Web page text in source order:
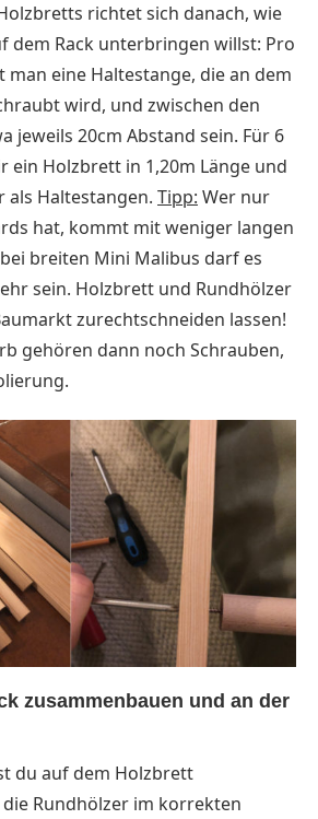
richtet sich danach, wie
dem Rack unterbringen willst: Pro
man eine Haltestange, die an dem
wird, und zwischen den
jeweils 20cm Abstand sein. Für 6
ein Holzbrett in 1,20m Länge und
als Haltestangen. Tipp: Wer nur
hat, kommt mit weniger langen
breiten Mini Malibus darf es
sein. Holzbrett und Rundhölzer
zurechtschneiden lassen!
gehören dann noch Schrauben,
zusammenbauen und an der
du auf dem Holzbrett
Rundhölzer im korrekten